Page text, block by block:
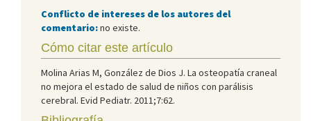
Conflicto de intereses de los autores del
comentario:no existe.
Cómo citar este artículo
Molina Arias M, González de Dios J. La osteopatía craneal
no mejora el estado de salud de niños con parálisis
cerebral. Evid Pediatr. 2011;7:62.